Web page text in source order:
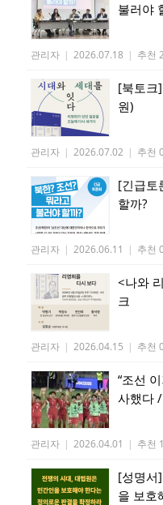
불러야
관리자 | 2026.07.18 | 추천 2
[북토크
원)
관리자 | 2026.07.02 | 추천
[긴급토
할까?
관리자 | 2026.06.11 | 추천
<나와
크
관리자 | 2026.04.15 | 추천
“조선
사했다
관리자 | 2026.04.01 | 추천 1
[성명서
을 보호